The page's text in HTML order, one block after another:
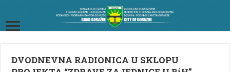
DVODNEVNA RADIONICA U SKLOPU